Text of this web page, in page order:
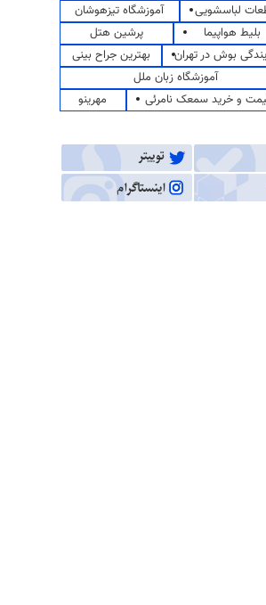
لباسشویی
آموزشگاه تیزهوشان
بلیط هواپیما
پرشین هتل
بوش در تهران
بهترین جراح بینی
آموزشگاه زبان ملل
و خرید سمعک نامرئی
مهرینو